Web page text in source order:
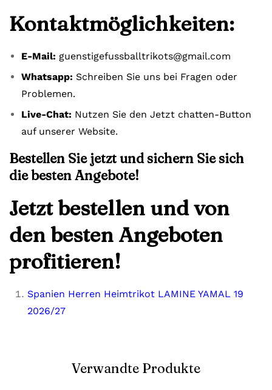
Kontaktmöglichkeiten:
E-Mail: guenstigefussballtrikots@gmail.com
Whatsapp: Schreiben Sie uns bei Fragen oder
Problemen.
Live-Chat: Nutzen Sie den Jetzt chatten-Button
auf unserer Website.
Bestellen Sie jetzt und sichern Sie sich
die besten Angebote!
Jetzt bestellen und von
den besten Angeboten
profitieren!
Spanien Herren Heimtrikot LAMINE YAMAL 19
2026/27
Verwandte Produkte